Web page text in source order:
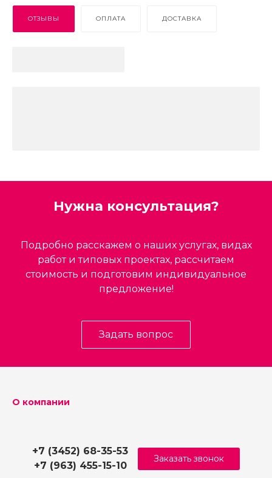
ОТЗЫВЫ ОПЛАТА ДОСТАВКА
Нужна консультация?
Подробно расскажем о наших услугах, видах
работ и типовых проектах, рассчитаем
стоимость и подготовим индивидуальное
предложение!
Задать вопрос
О компании
+7 (3452) 68-35-53
+7 (963) 455-15-10
Заказать звонок